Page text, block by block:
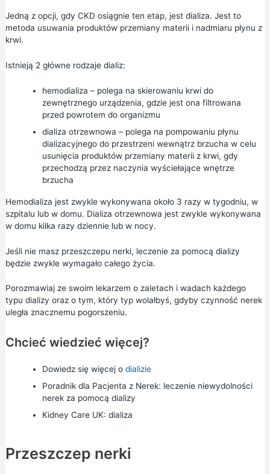
Jedną z opcji, gdy CKD osiągnie ten etap, jest dializa. Jest to
metoda usuwania produktów przemiany materii i nadmiaru płynu z
krwi.
Istnieją 2 główne rodzaje dializ:
hemodializa – polega na skierowaniu krwi do
zewnętrznego urządzenia, gdzie jest ona filtrowana
przed powrotem do organizmu
dializa otrzewnowa – polega na pompowaniu płynu
dializacyjnego do przestrzeni wewnątrz brzucha w celu
usunięcia produktów przemiany materii z krwi, gdy
przechodzą przez naczynia wyściełające wnętrze
brzucha
Hemodializa jest zwykle wykonywana około 3 razy w tygodniu, w
szpitalu lub w domu. Dializa otrzewnowa jest zwykle wykonywana
w domu kilka razy dziennie lub w nocy.
Jeśli nie masz przeszczepu nerki, leczenie za pomocą dializy
będzie zwykle wymagało całego życia.
Porozmawiaj ze swoim lekarzem o zaletach i wadach każdego
typu dializy oraz o tym, który typ wolałbyś, gdyby czynność nerek
uległa znacznemu pogorszeniu.
Chcieć wiedzieć więcej?
Dowiedz się więcej o dializie
Poradnik dla Pacjenta z Nerek: leczenie niewydolności
nerek za pomocą dializy
Kidney Care UK: dializa
Przeszczep nerki